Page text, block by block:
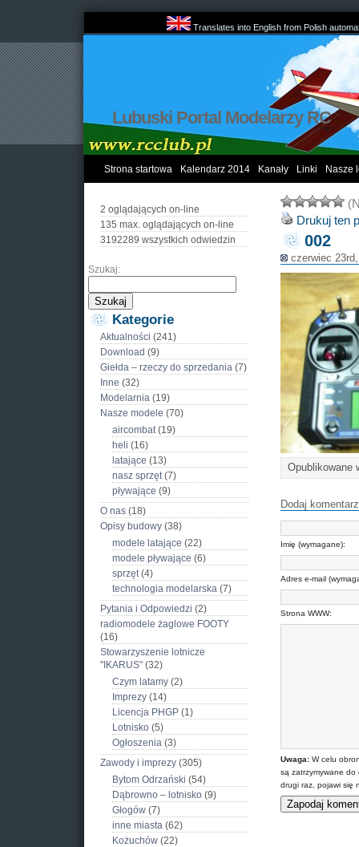
Translates into English from Polish
Lubuski Portal Modelarzy RC
Strona startowa Kalendarz 2014 Kanały Linki Nasze
2 oglądających on-line
135 max. oglądających on-line
3192289 wszystkich odwiedzin
Szukaj:
Kategorie
Aktualności (241)
Download (9)
Giełda – rzeczy do sprzedania (7)
Inne (32)
Modelarnia (19)
Nasze modele (70)
aircombat(19)
heli (16)
latające (13)
nasz sprzęt(7)
pływające (9)
O nas (18)
Opisy budowy (38)
modele latające (22)
modele pływające (6)
sprzęt(4)
technologia modelarska (7)
Pytania i Odpowiedzi (2)
radiomodele żaglowe FOOTY
(16)
Stowarzyszenie lotnicze
"IKARUS" (32)
Czym latamy (2)
Imprezy (14)
Licencja PHGP (1)
Lotnisko (5)
Ogłoszenia (3)
Zawody i imprezy (305)
Bytom Odrzański (54)
Dąbrowno – lotnisko (9)
Głogów (7)
inne miasta (62)
Kożuchów (22)
Drukuj ten
002
czerwiec
Opublikowane
Dodaj komentarz
Imię (wymagane):
Adres e-mail
Strona WWW:
Uwaga: W celu
są zatrzymywane do
drugi raz, pojawi się